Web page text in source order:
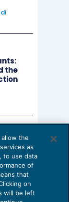
the
le
the
as
to use data
of
that
on
will be left